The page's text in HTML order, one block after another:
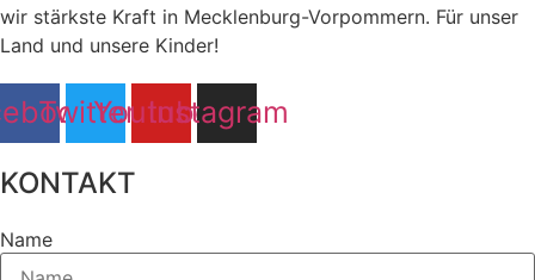
wir stärkste Kraft in Mecklenburg-Vorpommern. Für unser
Land und unsere Kinder!
TwitterYoutube
Instagram
KONTAKT
Name